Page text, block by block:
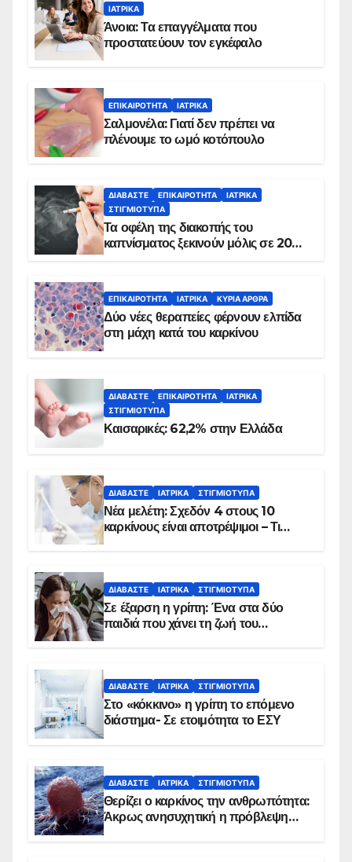
ΙΑΤΡΙΚΆ
Άνοια: Τα επαγγέλματα που
προστατεύουν τον εγκέφαλο
ΕΠΙΚΑΙΡΌΤΗΤΑ ΙΑΤΡΙΚΆ
Σαλμονέλα: Γιατί δεν πρέπει να
πλένουμε το ωμό κοτόπουλο
ΔΙΑΒΆΣΤΕ ΕΠΙΚΑΙΡΌΤΗΤΑ
ΙΑΤΡΙΚΆ
ΣΤΙΓΜΙΌΤΥΠΑ
Τα οφέλη της διακοπής του
καπνίσματος ξεκινούν μόλις σε 20
ΕΠΙΚΑΙΡΌΤΗΤΑ ΙΑΤΡΙΚΆ ΚΥΡΙΑ ΑΡΘΡΑ
Δύο νέες θεραπείες φέρνουν ελπίδα
στη μάχη κατά του καρκίνου
ΔΙΑΒΆΣΤΕ ΕΠΙΚΑΙΡΌΤΗΤΑ
ΙΑΤΡΙΚΆ
ΣΤΙΓΜΙΌΤΥΠΑ
Καισαρικές: 62,2% στην Ελλάδα
ΔΙΑΒΆΣΤΕ ΙΑΤΡΙΚΆ ΣΤΙΓΜΙΌΤΥΠΑ
Νέα μελέτη: Σχεδόν 4 στους 10
καρκίνους είναι αποτρέψιμοι – Τι
ΔΙΑΒΆΣΤΕ ΙΑΤΡΙΚΆ ΣΤΙΓΜΙΌΤΥΠΑ
Σε έξαρση η γρίπη: Ένα στα δύο
παιδιά που χάνει τη ζωή του
ΔΙΑΒΆΣΤΕ ΙΑΤΡΙΚΆ ΣΤΙΓΜΙΌΤΥΠΑ
Στο «κόκκινο» η γρίπη το επόμενο
διάστημα- Σε ετοιμότητα το ΕΣΥ
ΔΙΑΒΆΣΤΕ ΙΑΤΡΙΚΆ ΣΤΙΓΜΙΌΤΥΠΑ
Θερίζει ο καρκίνος την ανθρωπότητα:
Άκρως ανησυχητική η πρόβλεψη…